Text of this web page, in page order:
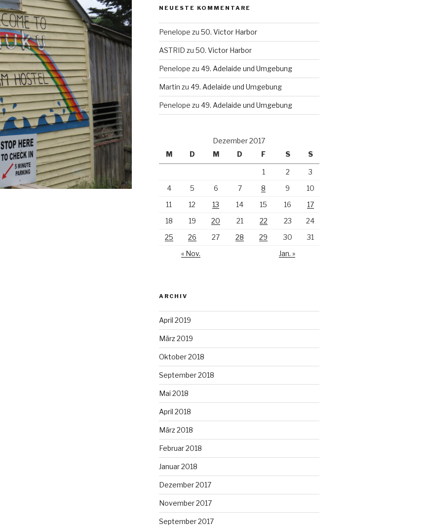
NEUESTE KOMMENTARE
Penelope zu 50. Victor Harbor
ASTRID zu 50. Victor Harbor
Penelope zu 49. Adelaide und Umgebung
Martin zu 49. Adelaide und Umgebung
Penelope zu 49. Adelaide und Umgebung
Dezember 2017
M
D M D F S S
1 2
3
4
5 6 7 8 9
10
11
12 13 14 15 16
17
18
19 20 21 22 23
24
25
26 27 28 29 30
31
« Nov.
Jan. »
ARCHIV
April 2019
März 2019
Oktober 2018
September 2018
Mai 2018
April 2018
März 2018
Februar 2018
Januar 2018
Dezember 2017
November 2017
September 2017